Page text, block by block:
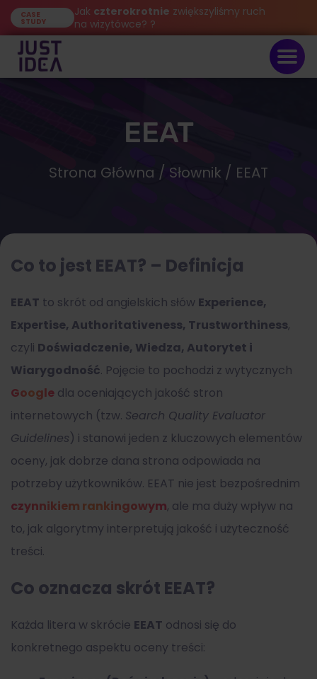
CASE
STUDY
Jak czterokrotnie zwiększyliśmy ruch
na wizytówce? ?
EEAT
Strona Główna / Słownik / EEAT
Co to jest EEAT? – Definicja
EEAT to skrót od angielskich słów Experience,
Expertise, Authoritativeness, Trustworthiness,
czyli Doświadczenie, Wiedza, Autorytet i
Wiarygodność. Pojęcie to pochodzi z wytycznych
Google dla oceniających jakość stron
internetowych (tzw. Search Quality Evaluator
Guidelines) i stanowi jeden z kluczowych elementów
oceny, jak dobrze dana strona odpowiada na
potrzeby użytkowników. EEAT nie jest bezpośrednim
czynnikiem rankingowym, ale ma duży wpływ na
to, jak algorytmy interpretują jakość i użyteczność
treści.
Co oznacza skrót EEAT?
Każda litera w skrócie EEAT odnosi się do
konkretnego aspektu oceny treści: